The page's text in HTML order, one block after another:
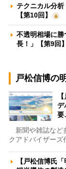
テクニカル分
【第10回】
不透明相場に
長！」【第9回】
戸松信博の
デ
新聞や雑誌など
クアドバイザー
【戸松信博氏